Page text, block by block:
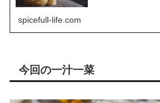
spicefull-life.com
今回の一汁一菜